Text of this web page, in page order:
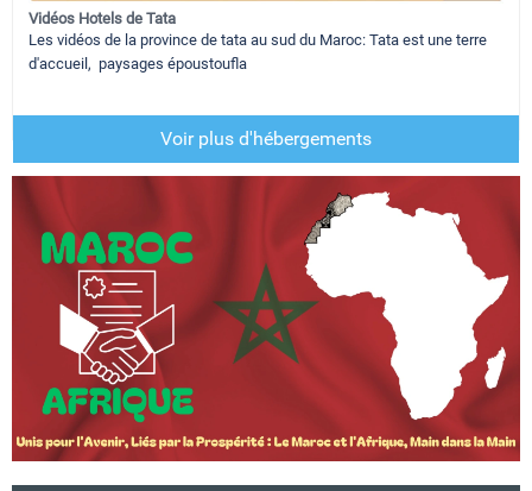
Vidéos Hotels de Tata
Les vidéos de la province de tata au sud du Maroc: Tata est une terre
d'accueil, paysages époustoufla
Voir plus d'hébergements